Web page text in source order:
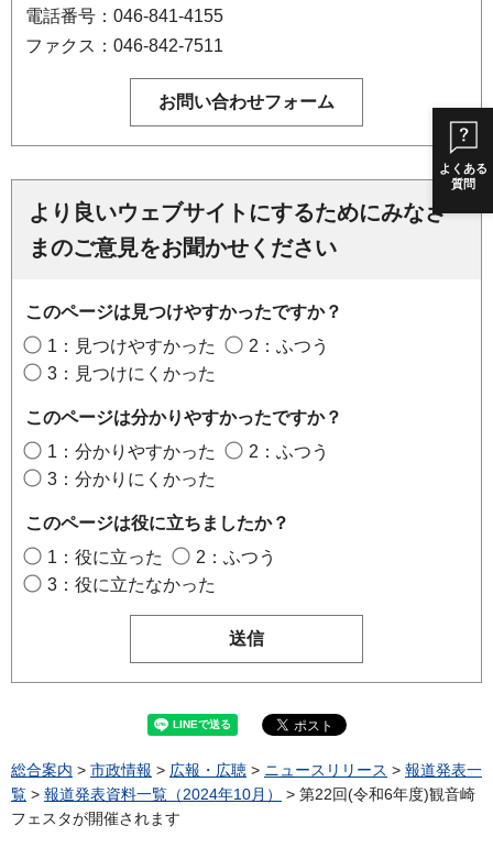
よくある
質問
電話番号：046-841-4155
ファクス：046-842-7511
より良いウェブサイトにするためにみなさ
まのご意見をお聞かせください
このページは見つけやすかったですか？
1：見つけやすかった
2：ふつう
3：見つけにくかった
このページは分かりやすかったですか？
1：分かりやすかった
2：ふつう
3：分かりにくかった
このページは役に立ちましたか？
1：役に立った
2：ふつう
3：役に立たなかった
総合案内 > 市政情報 > 広報・広聴 > ニュースリリース > 報道発表一
覧 > 報道発表資料一覧（2024年10月）
> 第22回(令和6年度)観音崎
フェスタが開催されます